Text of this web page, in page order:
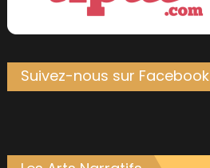
Suivez-nous sur Facebook